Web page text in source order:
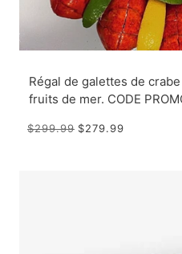
Régal de galettes de
fruits de mer. CODE
$299.99 $279.99